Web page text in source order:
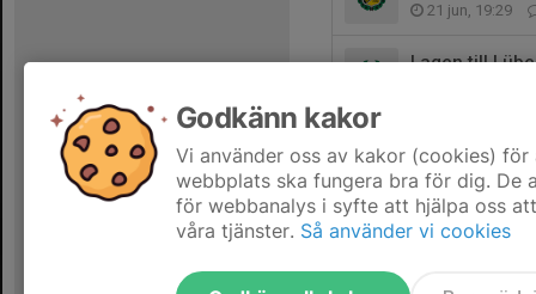
21 jun, 19:29
Lagen till
15 jun, 12:30
Godkänn kakor
Vi använder oss av kakor (cookies)
webbplats ska fungera bra för dig. De
för webbanalys i syfte att hjälpa oss
våra tjänster. Så använder vi cookies